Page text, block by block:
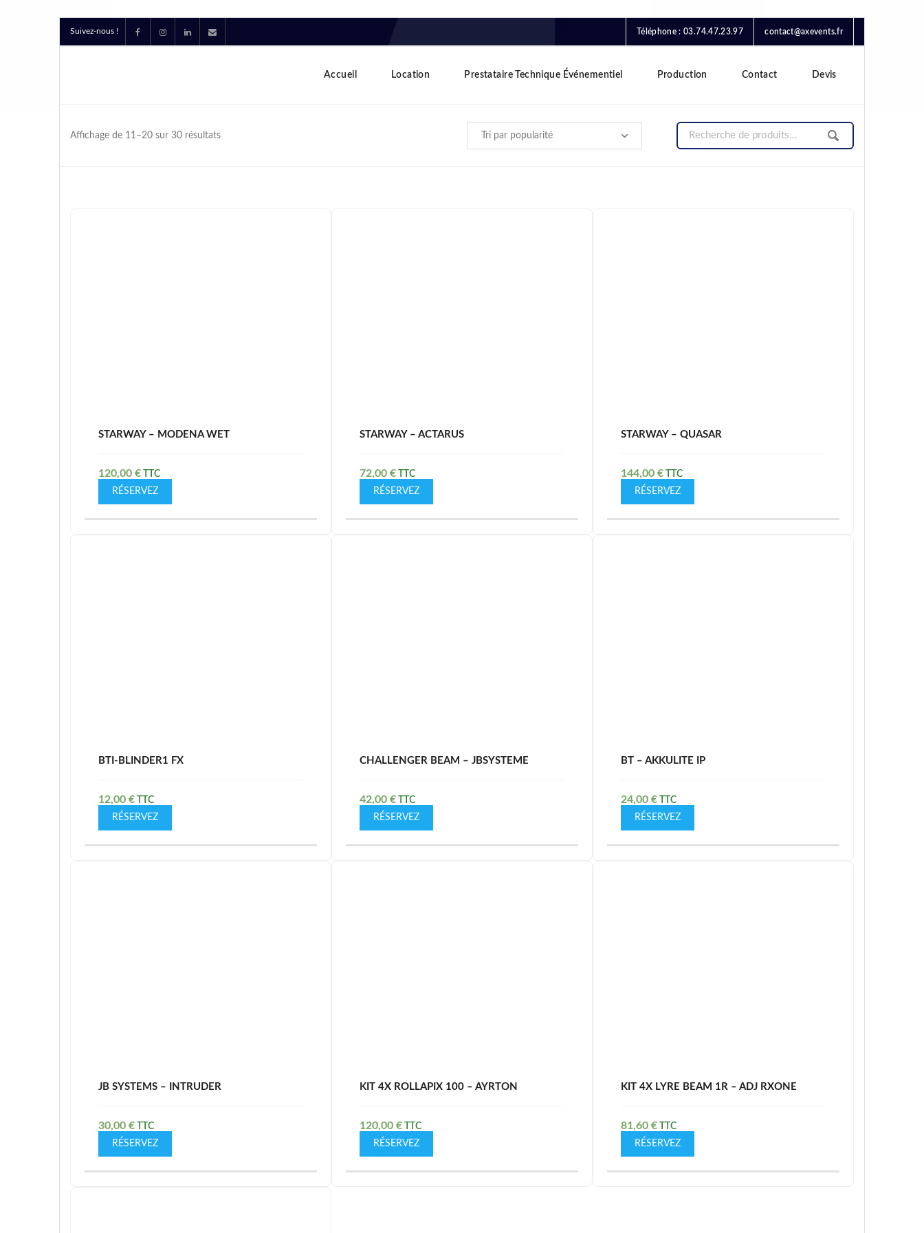
Suivez-nous ! Téléphone : 03.74.47.23.97 contact@axevents.fr
Accueil Location Prestataire Technique Événementiel Production Contact Devis
Affichage de 11–20 sur 30 résultats
STARWAY – MODENA WET
120,00 €
RÉSERVEZ
STARWAY – ACTARUS
72,00 €
RÉSERVEZ
STARWAY – QUASAR
144,00 €
RÉSERVEZ
BTI-BLINDER1 FX
12,00 €
RÉSERVEZ
CHALLENGER BEAM – JBSYSTEME
42,00 €
RÉSERVEZ
BT – AKKULITE IP
24,00 €
RÉSERVEZ
JB SYSTEMS – INTRUDER
30,00 €
RÉSERVEZ
KIT 4X ROLLAPIX 100 – AYRTON
120,00 €
RÉSERVEZ
KIT 4X LYRE BEAM 1R – ADJ RXONE
81,60 €
RÉSERVEZ